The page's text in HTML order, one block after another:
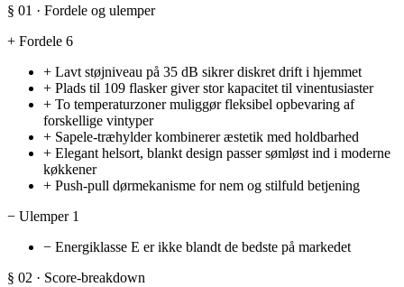
§ 01 · Fordele og ulemper
+ Fordele 6
+ Lavt støjniveau på 35 dB sikrer diskret drift i hjemmet
+ Plads til 109 flasker giver stor kapacitet til vinentusiaster
+ To temperaturzoner muliggør fleksibel opbevaring af
forskellige vintyper
+ Sapele-træhylder kombinerer æstetik med holdbarhed
+ Elegant helsort, blankt design passer sømløst ind i moderne
køkkener
+ Push-pull dørmekanisme for nem og stilfuld betjening
− Ulemper 1
− Energiklasse E er ikke blandt de bedste på markedet
§ 02 · Score-breakdown